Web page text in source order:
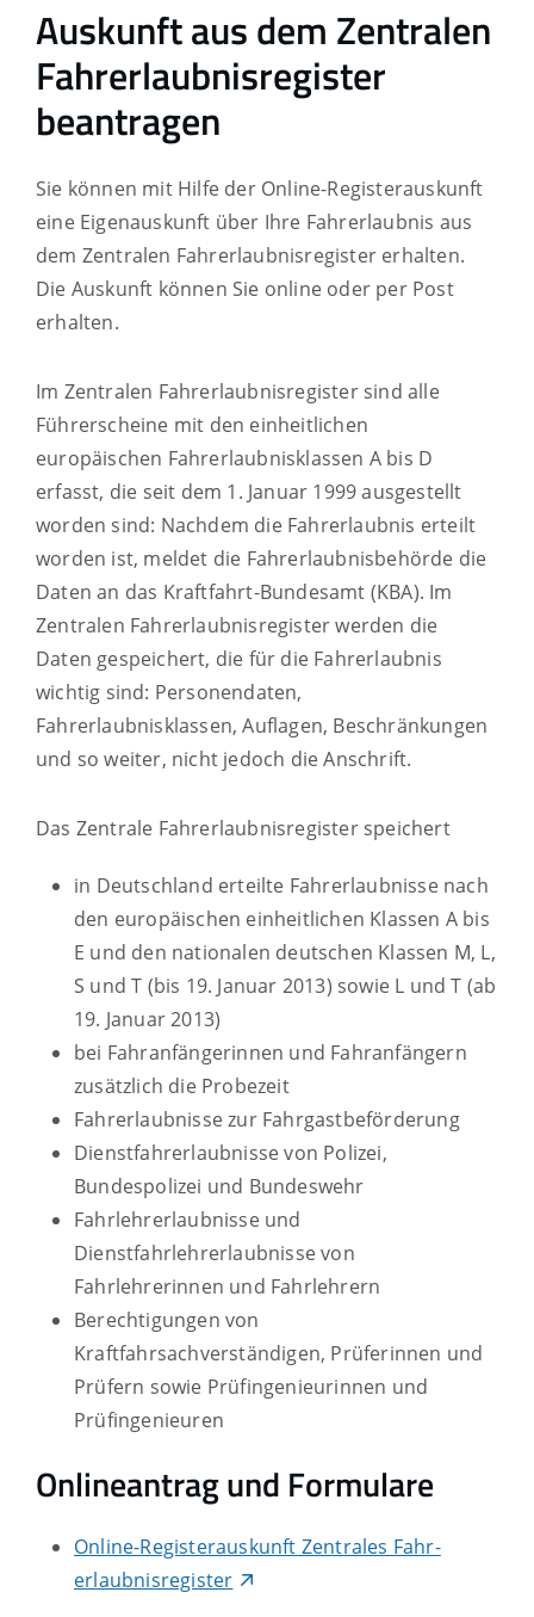
Auskunft aus dem Zentralen
Fahrerlaubnisregister
beantragen
Sie können mit Hilfe der Online-Registerauskunft
eine Eigenauskunft über Ihre Fahrerlaubnis aus
dem Zentralen Fahrerlaubnisregister erhalten.
Die Auskunft können Sie online oder per Post
erhalten.
Im Zentralen Fahrerlaubnisregister sind alle
Führerscheine mit den einheitlichen
europäischen Fahrerlaubnisklassen A bis D
erfasst, die seit dem 1. Januar 1999 ausgestellt
worden sind: Nachdem die Fahrerlaubnis erteilt
worden ist, meldet die Fahrerlaubnisbehörde die
Daten an das Kraftfahrt-Bundesamt (KBA). Im
Zentralen Fahrerlaubnisregister werden die
Daten gespeichert, die für die Fahrerlaubnis
wichtig sind: Personendaten,
Fahrerlaubnisklassen, Auflagen, Beschränkungen
und so weiter, nicht jedoch die Anschrift.
Das Zentrale Fahrerlaubnisregister speichert
in Deutschland erteilte Fahrerlaubnisse nach
den europäischen einheitlichen Klassen A bis
E und den nationalen deutschen Klassen M, L,
S und T (bis 19. Januar 2013) sowie L und T (ab
19. Januar 2013)
bei Fahranfängerinnen und Fahranfängern
zusätzlich die Probezeit
Fahrerlaubnisse zur Fahrgastbeförderung
Dienstfahrerlaubnisse von Polizei,
Bundespolizei und Bundeswehr
Fahrlehrerlaubnisse und
Dienstfahrlehrerlaubnisse von
Fahrlehrerinnen und Fahrlehrern
Berechtigungen von
Kraftfahrsachverständigen, Prüferinnen und
Prüfern sowie Prüfingenieurinnen und
Prüfingenieuren
Onlineantrag und Formulare
Online-Registerauskunft Zentrales Fahr­
erlaubnis­register